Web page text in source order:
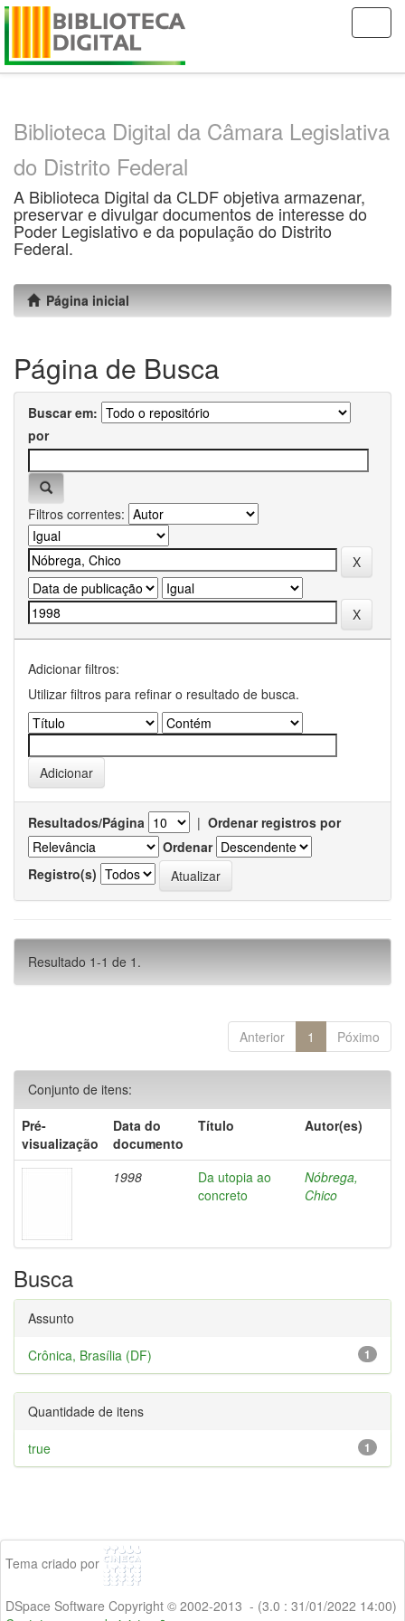
Skip
Biblioteca Digital da Câmara Legislativa
do Distrito Federal
A Biblioteca Digital da CLDF objetiva armazenar,
preservar e divulgar documentos de interesse do
Poder Legislativo e da população do Distrito
Federal.
Página inicial
Página de Busca
Buscar em:
por
Filtros correntes:
Adicionar filtros:
Utilizar filtros para refinar o resultado de busca.
Resultados/Página | Ordenar registros por
Ordenar
Registro(s)
Resultado 1-1 de 1.
Anterior 1 Póximo
Conjunto de itens:
Pré-
visualização
Data do
documento
Título Autor(es)
1998
Da utopia ao
concreto
Nóbrega,
Chico
Busca
Assunto
1
Crônica, Brasília (DF)
Quantidade de itens
1
true
Tema criado por
DSpace Software Copyright © 2002-2013 - (3.0 : 31/01/2022 14:00)